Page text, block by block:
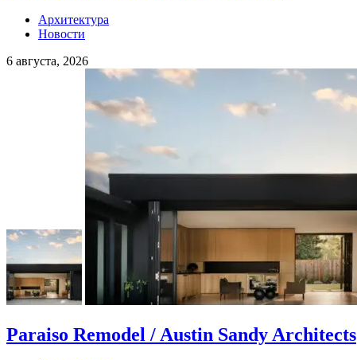
Архитектура
Новости
6 августа, 2026
Paraiso Remodel / Austin Sandy Architects